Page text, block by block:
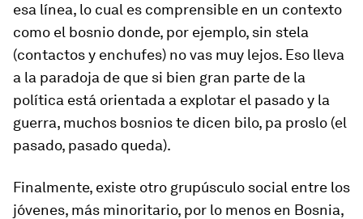
esa línea, lo cual es comprensible en un contexto
como el bosnio donde, por ejemplo, sin stela
(contactos y enchufes) no vas muy lejos. Eso lleva
a la paradoja de que si bien gran parte de la
política está orientada a explotar el pasado y la
guerra, muchos bosnios te dicen bilo, pa proslo (el
pasado, pasado queda).
Finalmente, existe otro grupúsculo social entre los
jóvenes, más minoritario, por lo menos en Bosnia,